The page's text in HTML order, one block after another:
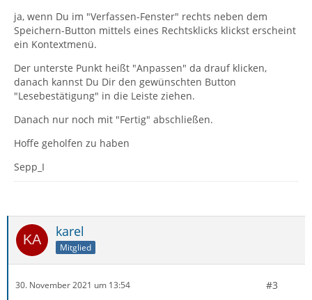
ja, wenn Du im "Verfassen-Fenster" rechts neben dem
Speichern-Button mittels eines Rechtsklicks klickst erscheint
ein Kontextmenü.
Der unterste Punkt heißt "Anpassen" da drauf klicken,
danach kannst Du Dir den gewünschten Button
"Lesebestätigung" in die Leiste ziehen.
Danach nur noch mit "Fertig" abschließen.
Hoffe geholfen zu haben
Sepp_I
karel
Mitglied
30. November 2021 um 13:54 #3